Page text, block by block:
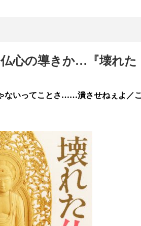
心の導きか…『壊れた
ないってことさ……潰させねぇよ／こ